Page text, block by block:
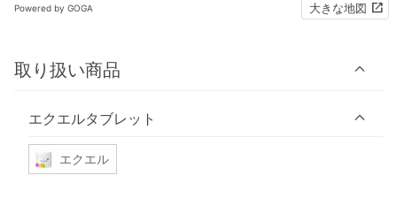
Powered by GOGA 大きな地図
取り扱い商品
エクエルタブレット
エクエル